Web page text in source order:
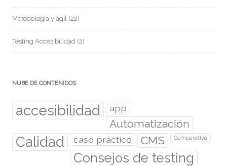
Metodología y ágil (22)
Testing Accesibilidad (2)
NUBE DE CONTENIDOS
accesibilidad app
Automatización
Calidad caso práctico CMS Comparativa
Consejos de testing